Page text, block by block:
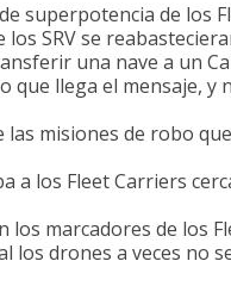
superpotencia de los
SRV se
una nave a un
que llega el mensaje,
misiones de robo
a los Fleet Carriers
marcadores de los
los drones a veces no